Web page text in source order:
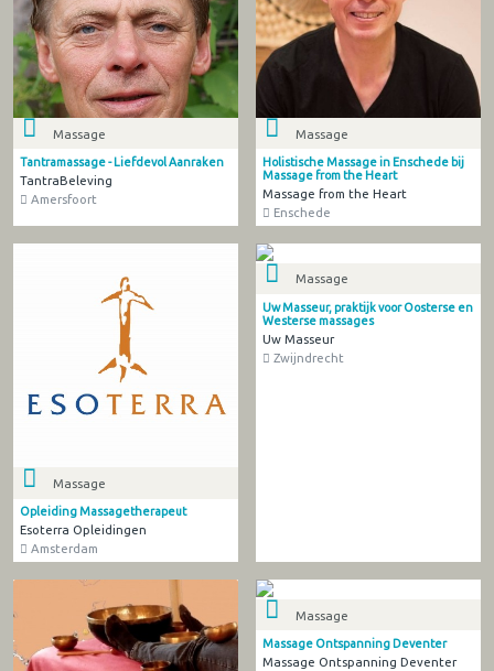
Massage
Tantramassage - Liefdevol Aanraken
TantraBeleving
Amersfoort
Massage
Holistische Massage in Enschede bij
Massage from the Heart
Massage from the Heart
Enschede
Massage
Opleiding Massagetherapeut
Esoterra Opleidingen
Amsterdam
Massage
Uw Masseur, praktijk voor Oosterse en
Westerse massages
Uw Masseur
Zwijndrecht
Massage
Massage Ontspanning Deventer
Massage Ontspanning Deventer